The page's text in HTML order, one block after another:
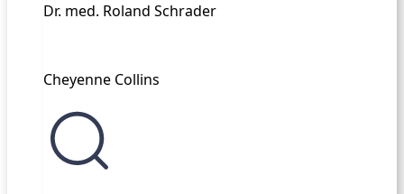
Dr. med. Roland Schrader
Cheyenne Collins